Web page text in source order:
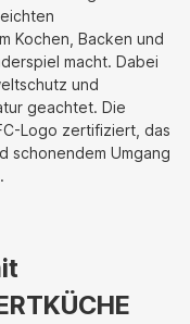
Kochen, Backen und
macht. Dabei
und
geachtet. Die
Logo zertifiziert, das
schonendem Umgang